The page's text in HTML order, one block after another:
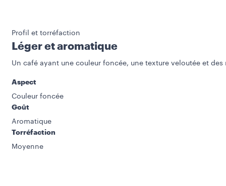
Profil et torréfaction
Léger et aromatique
Un café ayant une couleur foncée, une texture veloutée et
Aspect
Couleur foncée
Goût
Aromatique
Torréfaction
Moyenne